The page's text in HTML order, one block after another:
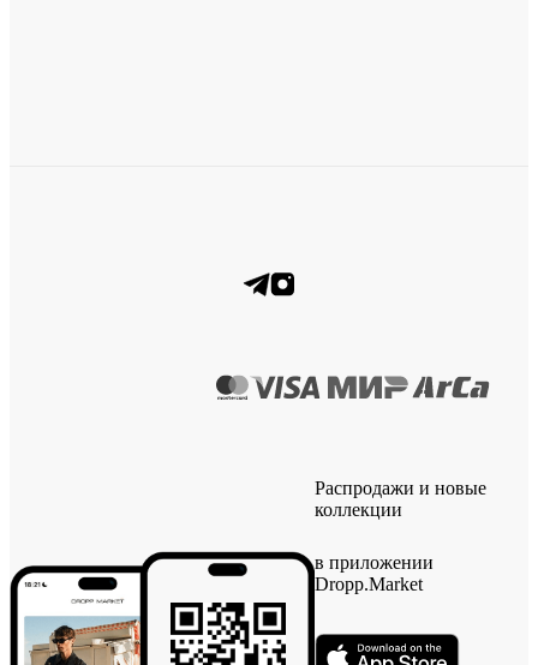
Распродажи и новые
коллекции
в приложении
Dropp.Market